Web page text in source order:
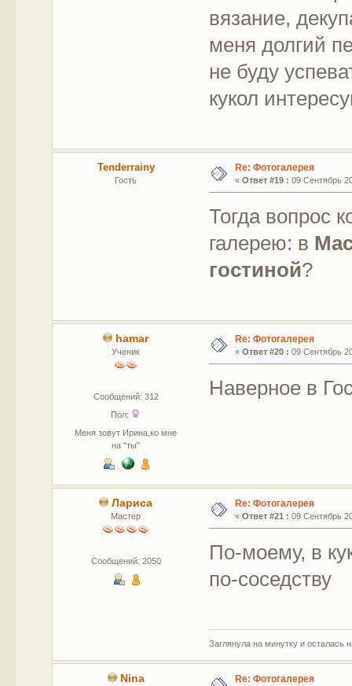
вязание,
меня долгий
не буду
кукол
Tenderrainy
Гость
Re: Фотогалерея
« Ответ #19 : 09 Сентябрь
Тогда вопрос
галерею: в
гостиной?
hamar
Ученик
Сообщений: 312
Пол:
Меня зовут Ирина,ко мне
на "ты"
Re: Фотогалерея
« Ответ #20 : 09 Сентябрь
Наверное в
Лариса
Мастер
Сообщений: 2050
Re: Фотогалерея
« Ответ #21 : 09 Сентябрь
По-моему, в
по-соседству
Заглянула на минутку и осталась
Nina Re: Фотогалерея